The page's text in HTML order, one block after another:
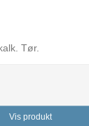
Tør.
Vis produkt